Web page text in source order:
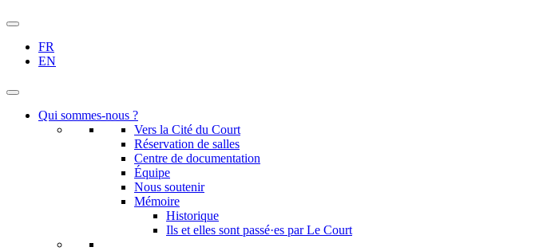
FR
EN
Qui sommes-nous ?
Vers la Cité du Court
Réservation de salles
Centre de documentation
Équipe
Nous soutenir
Mémoire
Historique
Ils et elles sont passé·es par Le Court